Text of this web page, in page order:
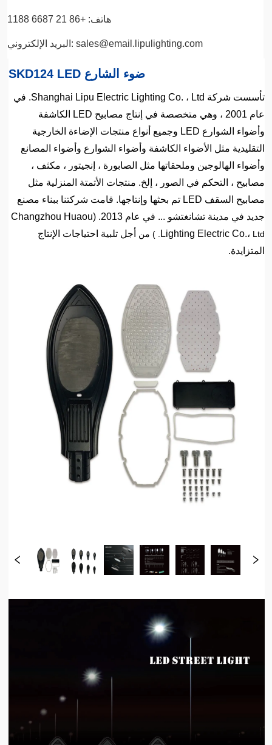
هاتف: +86 21 6687 1188
البريد الإلكتروني: sales@email.lipulighting.com
SKD124 LED ضوء الشارع
تأسست شركة Shanghai Lipu Electric Lighting Co. ، Ltd. في
عام 2001 ، وهي متخصصة في إنتاج مصابيح LED الكاشفة
وأضواء الشوارع LED وجميع أنواع منتجات الإضاءة الخارجية
التقليدية مثل الأضواء الكاشفة وأضواء الشوارع وأضواء المصانع
وأضواء الهالوجين وملحقاتها مثل الصابورة ، إنجيتور ، مكثف ،
مصابيح ، التحكم في الصور ، إلخ. منتجات الأتمتة المنزلية مثل
مصابيح السقف LED تم بحثها وإنتاجها. قامت شركتنا ببناء مصنع
جديد في مدينة تشانغتشو ... في عام 2013. (Changzhou Huaou
Lighting Electric Co.، Ltd. ) من
أجل تلبية احتياجات الإنتاج
المتزايدة.